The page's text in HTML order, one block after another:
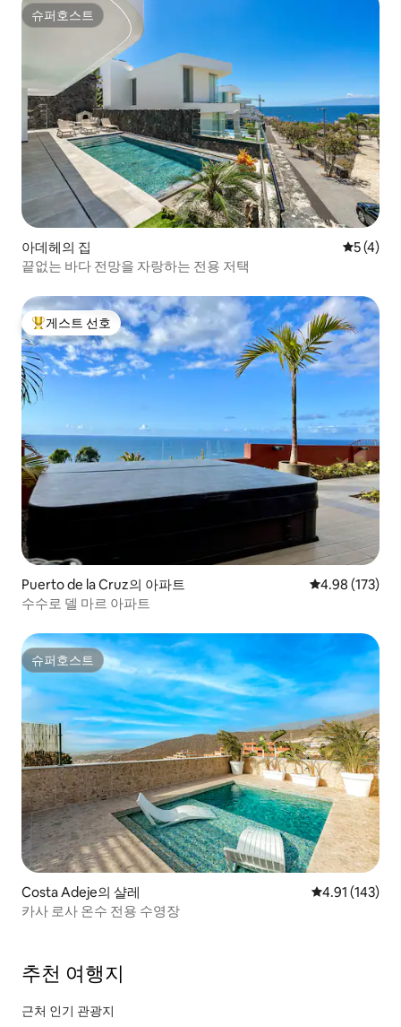
슈퍼호스트
슈퍼호스트
아데헤의 집 평점 5점
5 (4)
끝없는 바다 전망을 자랑하는 전용 저택
상위 게스트 선호
게스트 선호
Puerto de la Cruz의 아파트 평점 4.98점(5
4.98 (173)
수수로 델 마르 아파트
슈퍼호스트
슈퍼호스트
Costa Adeje의 샬레 평점 4.91점(5
4.91 (143)
카사 로사 온수 전용 수영장
추천 여행지
근처 인기 관광지